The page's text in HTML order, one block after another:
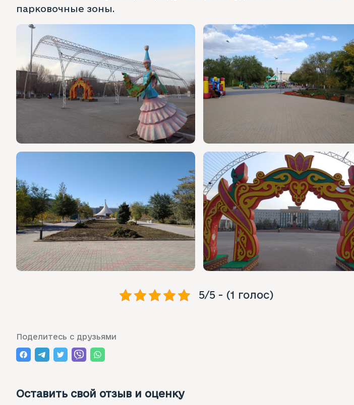
парковочные зоны.
5/5 - (1 голос)
Поделитесь с друзьями
Оставить свой отзыв и оценку